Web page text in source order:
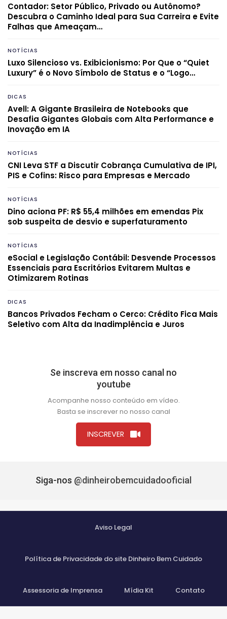
Contador: Setor Público, Privado ou Autônomo?
Descubra o Caminho Ideal para Sua Carreira e Evite
Falhas que Ameaçam…
NOTÍCIAS
Luxo Silencioso vs. Exibicionismo: Por Que o “Quiet
Luxury” é o Novo Símbolo de Status e o “Logo…
DICAS
Avell: A Gigante Brasileira de Notebooks que
Desafia Gigantes Globais com Alta Performance e
Inovação em IA
NOTÍCIAS
CNI Leva STF a Discutir Cobrança Cumulativa de IPI,
PIS e Cofins: Risco para Empresas e Mercado
NOTÍCIAS
Dino aciona PF: R$ 55,4 milhões em emendas Pix
sob suspeita de desvio e superfaturamento
NOTÍCIAS
eSocial e Legislação Contábil: Desvende Processos
Essenciais para Escritórios Evitarem Multas e
Otimizarem Rotinas
DICAS
Bancos Privados Fecham o Cerco: Crédito Fica Mais
Seletivo com Alta da Inadimplência e Juros
Se inscreva em nosso canal no
youtube
Acompanhe nosso conteúdo em vídeo.
Basta se inscrever no nosso canal
INSCREVER
Siga-nos @dinheirobemcuidadooficial
Aviso Legal
Política de Privacidade do site Dinheiro Bem Cuidado
Assessoria de Imprensa Mídia Kit Contato